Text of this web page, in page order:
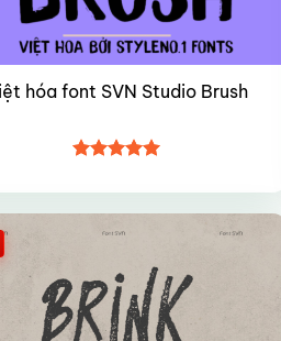
hóa font SVN Studio Brush
hạng55